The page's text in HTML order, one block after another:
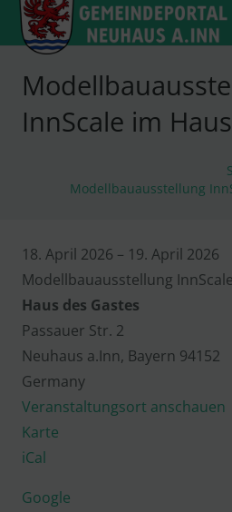
InnScale im
Modellbauausstellung
Modellbauausstellung
InnScale
im
Haus
des
Gastes
18. April 2026 – 19. April 2026
Modellbauausstellung
Haus des Gastes
Passauer Str. 2
Neuhaus a.Inn, Bayern 94152
Germany
Veranstaltungsort anschauen
Karte
iCal
Google